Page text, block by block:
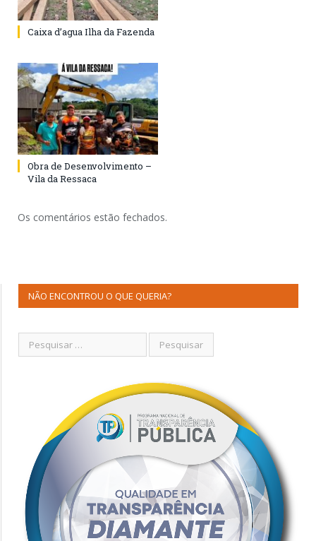
Caixa d’agua Ilha da Fazenda
Obra de Desenvolvimento –
Vila da Ressaca
Os comentários estão fechados.
NÃO ENCONTROU O QUE QUERIA?